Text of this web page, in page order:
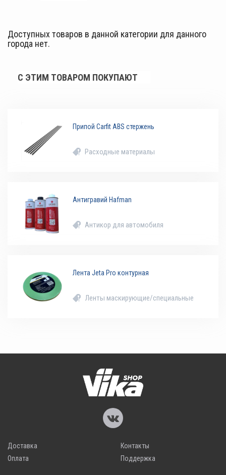
Доступных товаров в данной категории для данного
города нет.
С ЭТИМ ТОВАРОМ ПОКУПАЮТ
Припой Carfit ABS стержень
Расходные материалы
Антигравий Hafman
Антикор для автомобиля
Лента Jeta Pro контурная
Ленты маскирующие/специальные
Доставка
Оплата
Контакты
Поддержка